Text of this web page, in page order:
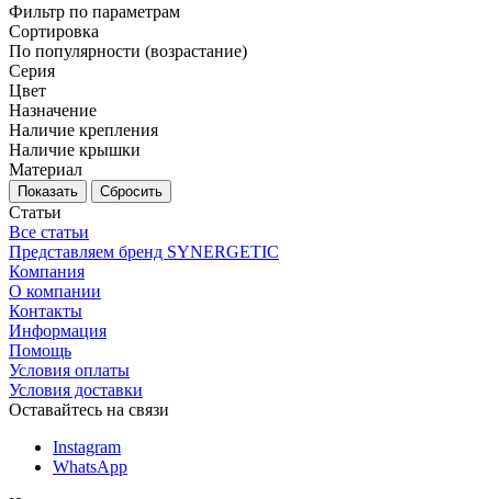
Фильтр по параметрам
Сортировка
По популярности (возрастание)
Серия
Цвет
Назначение
Наличие крепления
Наличие крышки
Материал
Сбросить
Статьи
Все статьи
Представляем бренд SYNERGETIC
Компания
О компании
Контакты
Информация
Помощь
Условия оплаты
Условия доставки
Оставайтесь на связи
Instagram
WhatsApp